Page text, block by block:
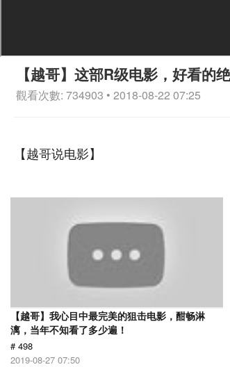
【越哥】这部R级电影，好看的
觀看次數: 734903 • 2018-08-22 07:25
【越哥说电影】
【越哥】我心目中最完美的狙击电影，酣畅淋
漓，当年不知看了多少遍！
# 498
2019-08-27 07:50